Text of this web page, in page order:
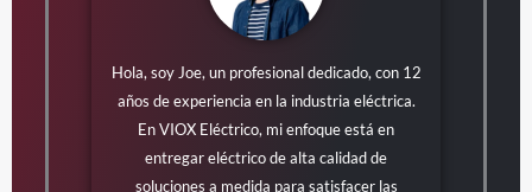
Hola, soy Joe, un profesional dedicado, con 12
años de experiencia en la industria eléctrica.
En VIOX Eléctrico, mi enfoque está en
entregar eléctrico de alta calidad de
soluciones a medida para satisfacer las